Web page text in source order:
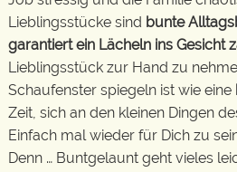
Lieblingsstücke sind bunte
garantiert ein Lächeln ins Gesicht
Lieblingsstück zur Hand zu
Schaufenster spiegeln ist wie eine
Zeit, sich an den kleinen Dingen
Einfach mal wieder für Dich zu
Denn … Buntgelaunt geht vieles